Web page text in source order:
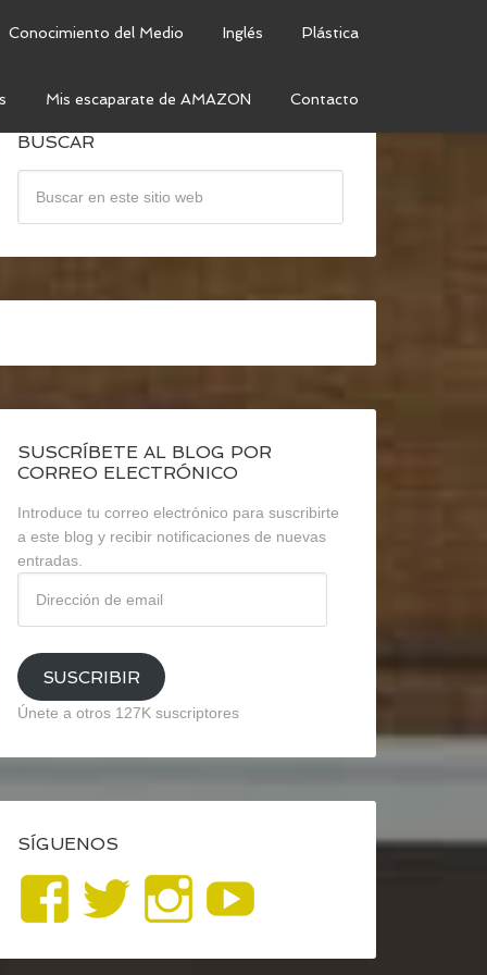
Conocimiento del Medio Inglés Plástica
Mis escaparate de AMAZON Contacto
BUSCAR
SUSCRÍBETE AL BLOG POR
CORREO ELECTRÓNICO
Introduce tu correo electrónico para suscribirte
a este blog y recibir notificaciones de nuevas
entradas.
email
SUSCRIBIR
Únete a otros 127K suscriptores
SÍGUENOS
Ver
perfil
Ver
perfil
Ver
perfil